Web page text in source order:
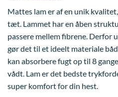
Mattes lam er af en unik
tæt. Lammet har en åben
passere mellem fibrene. Derfor
gør det til et ideelt materiale
kan absorbere fugt op til 8
vådt. Lam er det bedste
super komfort for din hest.